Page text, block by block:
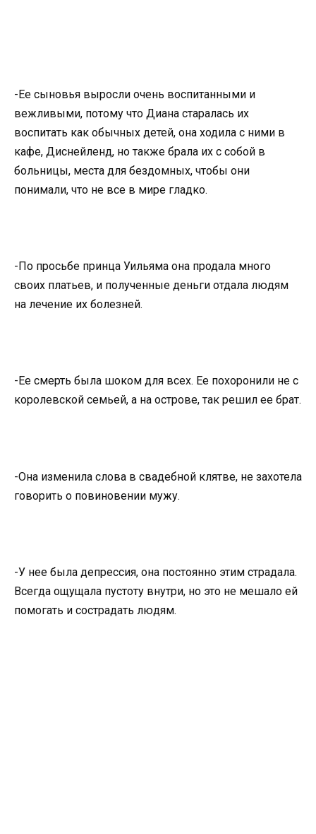
-Ее сыновья выросли очень воспитанными и
вежливыми, потому что Диана старалась их
воспитать как обычных детей, она ходила с ними в
кафе, Диснейленд, но также брала их с собой в
больницы, места для бездомных, чтобы они
понимали, что не все в мире гладко.
-По просьбе принца Уильяма она продала много
своих платьев, и полученные деньги отдала людям
на лечение их болезней.
-Ее смерть была шоком для всех. Ее похоронили не с
королевской семьей, а на острове, так решил ее брат.
-Она изменила слова в свадебной клятве, не захотела
говорить о повиновении мужу.
-У нее была депрессия, она постоянно этим страдала.
Всегда ощущала пустоту внутри, но это не мешало ей
помогать и сострадать людям.